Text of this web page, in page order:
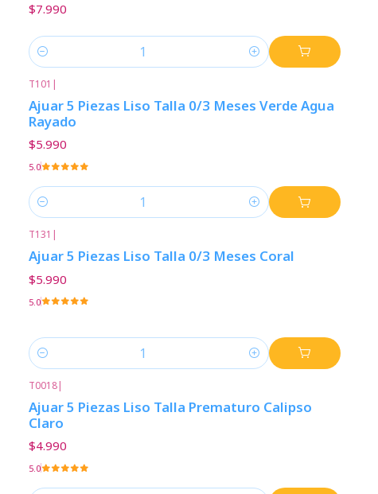
$7.990
Cantidad
T101 |
Ajuar 5 Piezas Liso Talla 0/3 Meses Verde Agua
Rayado
$5.990
5.0
Cantidad
T131 |
Ajuar 5 Piezas Liso Talla 0/3 Meses Coral
$5.990
5.0
Cantidad
T0018|
Ajuar 5 Piezas Liso Talla Prematuro Calipso
Claro
$4.990
5.0